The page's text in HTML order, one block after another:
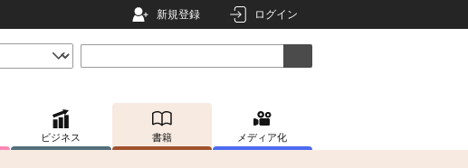
新規登録 ログイン
ビジネス 書籍 メディア化